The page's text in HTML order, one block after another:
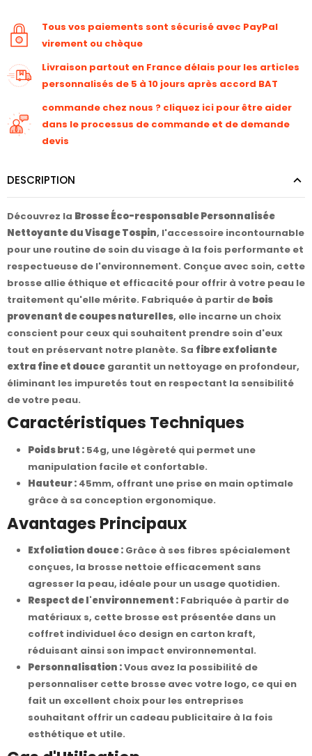
Tous vos paiements sont sécurisé avec PayPal
virement ou chèque
Livraison partout en France délais pour les articles
personnalisés de 5 à 10 jours après accord BAT
commande chez nous ? cliquez ici pour être aider
dans le processus de commande et de demande
devis
DESCRIPTION
Découvrez la Brosse Éco-responsable Personnalisée
Nettoyante du Visage Tospin, l'accessoire incontournable
pour une routine de soin du visage à la fois performante et
respectueuse de l'environnement. Conçue avec soin, cette
brosse allie éthique et efficacité pour offrir à votre peau le
traitement qu'elle mérite. Fabriquée à partir de bois
provenant de coupes naturelles, elle incarne un choix
conscient pour ceux qui souhaitent prendre soin d'eux
tout en préservant notre planète. Sa fibre exfoliante
extra fine et douce garantit un nettoyage en profondeur,
éliminant les impuretés tout en respectant la sensibilité
de votre peau.
Caractéristiques Techniques
Poids brut : 54g, une légèreté qui permet une
manipulation facile et confortable.
Hauteur : 45mm, offrant une prise en main optimale
grâce à sa conception ergonomique.
Avantages Principaux
Exfoliation douce : Grâce à ses fibres spécialement
conçues, la brosse nettoie efficacement sans
agresser la peau, idéale pour un usage quotidien.
Respect de l'environnement : Fabriquée à partir de
matériaux s, cette brosse est présentée dans un
coffret individuel éco design en carton kraft,
réduisant ainsi son impact environnemental.
Personnalisation :Vous avez la possibilité de
personnaliser cette brosse avec votre logo, ce qui en
fait un excellent choix pour les entreprises
souhaitant offrir un cadeau publicitaire à la fois
esthétique et utile.